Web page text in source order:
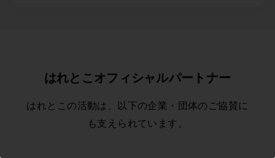
はれとこオフィシャルパートナー
はれとこの活動は、以下の企業・団体のご協賛に
も支えられています。